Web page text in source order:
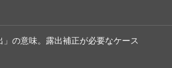
の意味。露出補正が必要なケース